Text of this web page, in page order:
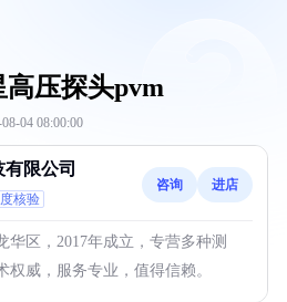
压探头pvm
04 08:00:00
限公司
核验
咨询 进店
华区，2017年成立，专营多种测
威，服务专业，值得信赖。